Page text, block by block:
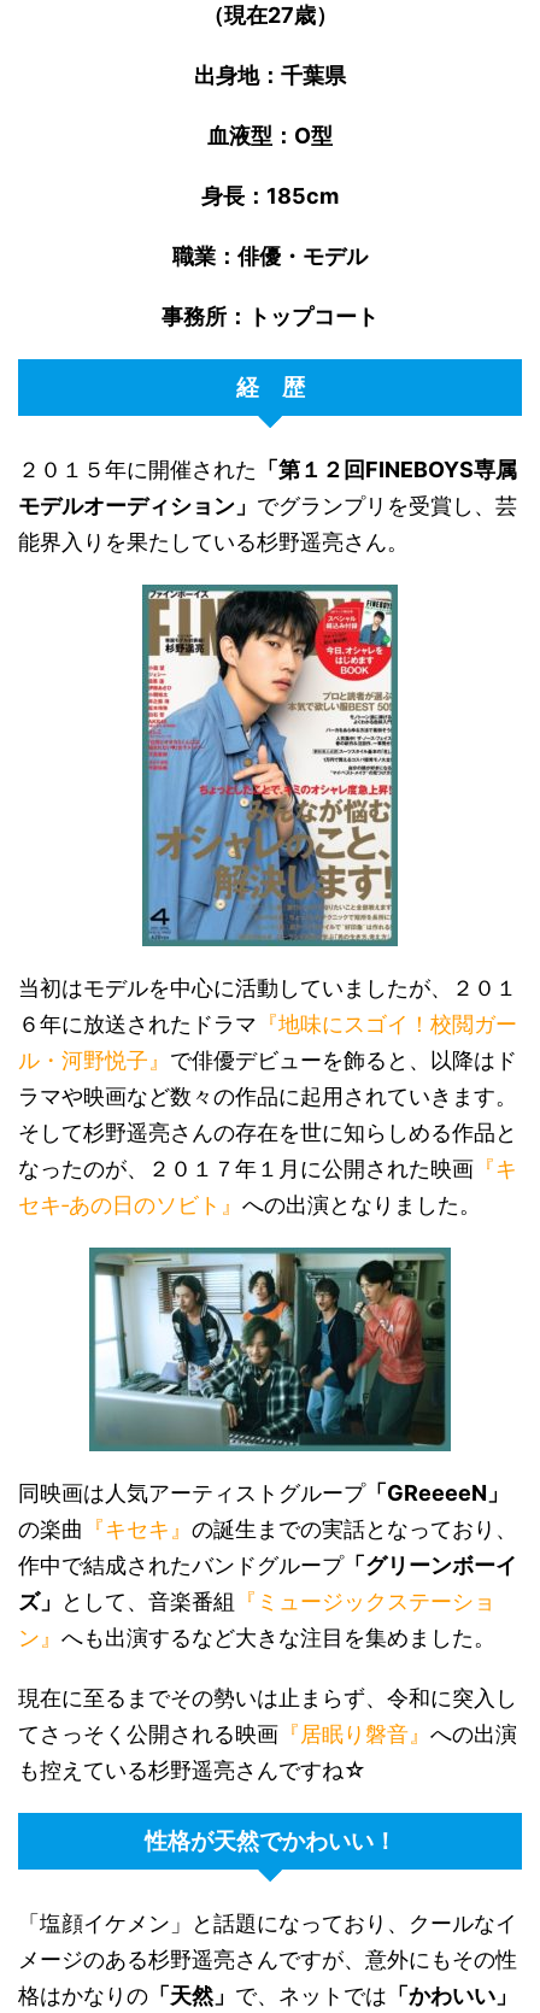
（現在27歳）
出身地：千葉県
血液型：O型
身長：185cm
職業：俳優・モデル
事務所：トップコート
経 歴
２０１５年に開催された 「第１２回FINEBOYS専属
モデルオーディション」 でグランプリを受賞し、芸
能界入りを果たしている杉野遥亮さん。
当初はモデルを中心に活動していましたが、２０１
６年に放送されたドラマ 『地味にスゴイ！校閲ガー
ル・河野悦子』 で俳優デビューを飾ると、以降はド
ラマや映画など数々の作品に起用されていきます。
そして杉野遥亮さんの存在を世に知らしめる作品と
なったのが、２０１７年１月に公開された映画 『キ
セキ‐あの日のソビト』 への出演となりました。
同映画は人気アーティストグループ「GReeeeN」
の楽曲 『キセキ』 の誕生までの実話となっており、
作中で結成されたバンドグループ「グリーンボーイ
ズ」
として、音楽番組 『ミュージックステーショ
ン』 へも出演するなど大きな注目を集めました。
現在に至るまでその勢いは止まらず、令和に突入し
てさっそく公開される映画 『居眠り磐音』 への出演
も控えている杉野遥亮さんですね☆
性格が天然でかわいい！
「塩顔イケメン」と話題になっており、クールなイ
メージのある杉野遥亮さんですが、意外にもその性
格はかなりの 「天然」 で、ネットでは 「かわいい」